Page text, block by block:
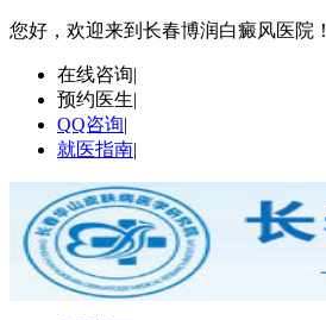
您好，欢迎来到长春博润白癜风医院！
在线咨询|
预约医生|
QQ咨询|
就医指南|